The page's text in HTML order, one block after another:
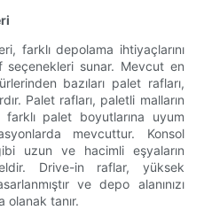
farklı depolama ihtiyaçlarını
seçenekleri sunar. Mevcut en
bazıları palet rafları,
Palet rafları, paletli malların
palet boyutlarına uyum
mevcuttur. Konsol
uzun ve hacimli eşyaların
Drive-in raflar, yüksek
ve depo alanınızı
olanak tanır.